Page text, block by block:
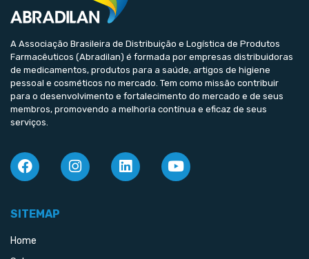
A Associação Brasileira de Distribuição e Logística de Produtos
Farmacêuticos (Abradilan) é formada por empresas distribuidoras
de medicamentos, produtos para a saúde, artigos de higiene
pessoal e cosméticos no mercado. Tem como missão contribuir
para o desenvolvimento e fortalecimento do mercado e de seus
membros, promovendo a melhoria contínua e eficaz de seus
serviços.
SITEMAP
Home